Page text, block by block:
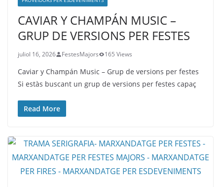
CAVIAR Y CHAMPÁN MUSIC –
GRUP DE VERSIONS PER FESTES
juliol 16, 2026 FestesMajors 165 Views
Caviar y Champán Music – Grup de versions per festes
Si estàs buscant un grup de versions per festes capaç
Read More